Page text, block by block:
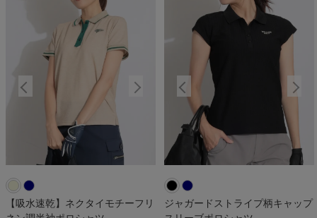
【吸水速乾】ネクタイモチーフリ
ジャガードストライプ柄キャップ